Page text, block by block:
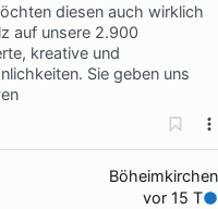
diesen auch wirklich
auf unsere 2.900
kreative und
Sie geben uns
Böheimkirchen
vor 15 T